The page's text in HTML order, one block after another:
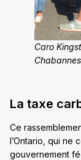
Caro
Chabannes
La taxe
Ce
l’Ontario, qui ne
gouvernement